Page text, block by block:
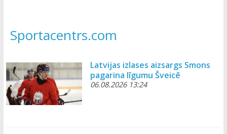
Sportacentrs.com
Latvijas izlases aizsargs Smons
pagarina līgumu Šveicē
06.08.2026 13:24